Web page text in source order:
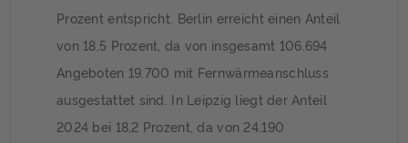
Prozent entspricht. Berlin erreicht einen Anteil
von 18,5 Prozent, da von insgesamt 106.694
Angeboten 19.700 mit Fernwärmeanschluss
ausgestattet sind. In Leipzig liegt der Anteil
2024 bei 18,2 Prozent, da von 24.190